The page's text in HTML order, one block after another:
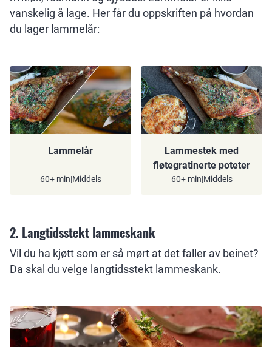
vanskelig å lage. Her får du oppskriften på hvordan
du lager lammelår:
Lammelår
60+ min|Middels
Lammestek med
fløtegratinerte poteter
60+ min|Middels
2. Langtidsstekt lammeskank
Vil du ha kjøtt som er så mørt at det faller av beinet?
Da skal du velge langtidsstekt lammeskank.